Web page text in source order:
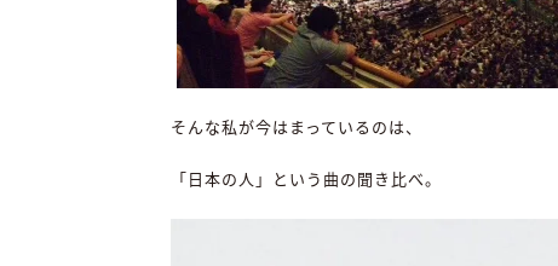
そんな私が今はまっているのは、
「日本の人」という曲の聞き比べ。